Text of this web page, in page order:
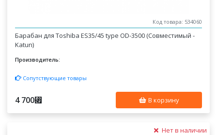
Код товара: 534060
Барабан для Toshiba ES35/45 type OD-3500 (Совместимый -
Katun)
Производитель:
Сопутствующие товары
4 700⃏ В корзину
Нет в наличии